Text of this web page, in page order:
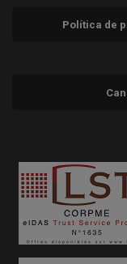
Política de